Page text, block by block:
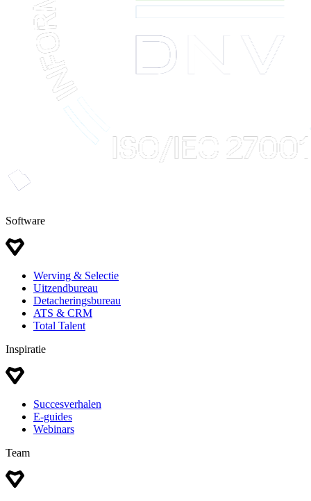
Software
Werving & Selectie
Uitzendbureau
Detacheringsbureau
ATS & CRM
Total Talent
Inspiratie
Succesverhalen
E-guides
Webinars
Team